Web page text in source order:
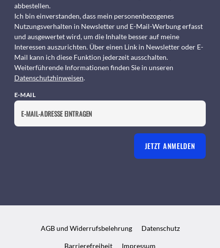
abbestellen.
Ich bin einverstanden, dass mein personenbezogenes
Nutzungsverhalten in Newsletter und E-Mail-Werbung erfasst
und ausgewertet wird, um die Inhalte besser auf meine
Interessen auszurichten. Über einen Link in Newsletter oder E-
Mail kann ich diese Funktion jederzeit ausschalten.
Weiterführende Informationen finden Sie in unseren
Datenschutzhinweisen.
E-MAIL
JETZT ANMELDEN
AGB und Widerrufsbelehrung Datenschutz
Barrierefreiheit Impressum